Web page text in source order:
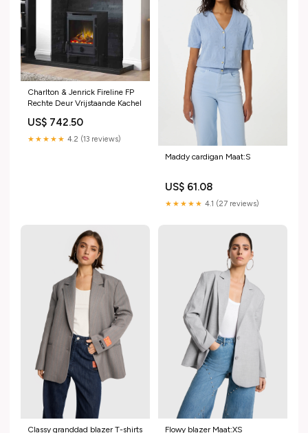
Charlton & Jenrick Fireline FP
Rechte Deur Vrijstaande Kachel
US$ 742.50
★★★★★ 4.2 (13 reviews)
Maddy cardigan Maat:S
US$ 61.08
★★★★★ 4.1 (27 reviews)
Classy granddad blazer T-shirts Flowy blazer Maat:XS